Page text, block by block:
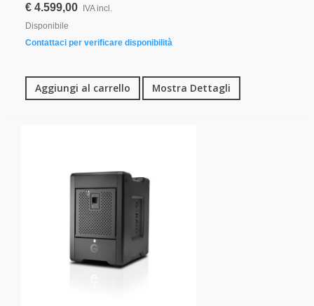
€ 4.599,00 IVA incl.
Disponibile
Contattaci per verificare disponibilità
Aggiungi al carrello Mostra Dettagli